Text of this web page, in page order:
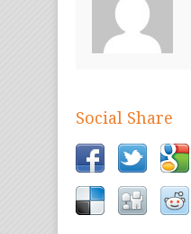
Social Share